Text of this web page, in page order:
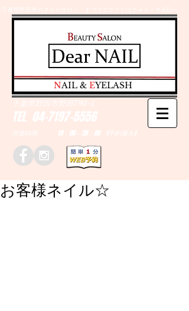
千葉県野田市のネイルサロン、まつげエクステはＤｅａｒＮAILへ
TEL 04-7197-5556
営業時間 10：00～20：00 (予約優先)
千葉県野田市野田790-1
​NAIL & EYELASH
お客様ネイル☆